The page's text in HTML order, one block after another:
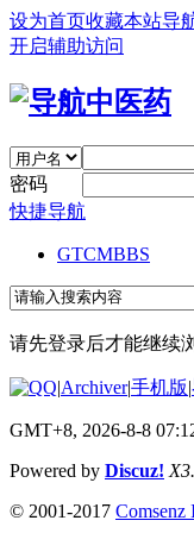
设为首页收藏本站导
开启辅助访问
密码
快捷导航
GTCMBBS
请先登录后才能继续
|Archiver|手机版|
GMT+8, 2026-8-8
Powered by Discuz!
© 2001-2017 Comsenz